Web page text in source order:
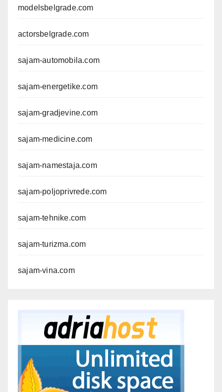
modelsbelgrade.com
actorsbelgrade.com
sajam-automobila.com
sajam-energetike.com
sajam-gradjevine.com
sajam-medicine.com
sajam-namestaja.com
sajam-poljoprivrede.com
sajam-tehnike.com
sajam-turizma.com
sajam-vina.com